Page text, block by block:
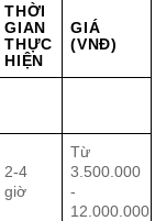
THỜI
GIAN
THỰC
HIỆN
GIÁ
(VNĐ)
2-4
giờ
Từ
3.500.000
-
12.000.000